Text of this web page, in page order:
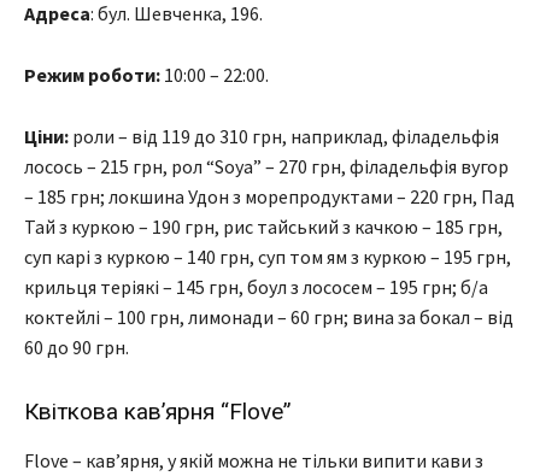
Адреса: бул. Шевченка, 196.
Режим роботи: 10:00 – 22:00.
Ціни: роли – від 119 до 310 грн, наприклад, філадельфія
лосось – 215 грн, рол “Soya” – 270 грн, філадельфія вугор
– 185 грн; локшина Удон з морепродуктами – 220 грн, Пад
Тай з куркою – 190 грн, рис тайський з качкою – 185 грн,
суп карі з куркою – 140 грн, суп том ям з куркою – 195 грн,
крильця теріякі – 145 грн, боул з лососем – 195 грн; б/а
коктейлі – 100 грн, лимонади – 60 грн; вина за бокал – від
60 до 90 грн.
Квіткова кав’ярня “Flove”
Flove – кав’ярня, у якій можна не тільки випити кави з